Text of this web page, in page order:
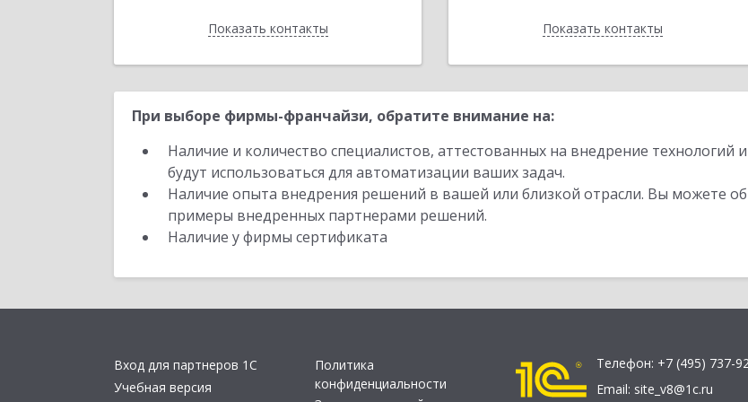
Показать контакты
Назад Показать контакты
Назад
При выборе фирмы-франчайзи, обратите внимание на:
Наличие и количество специалистов, аттестованных на внедрение
будут использоваться для автоматизации ваших задач.
Наличие опыта внедрения решений в вашей или близкой отрасли. Вы можете
примеры внедренных партнерами решений.
Наличие у фирмы сертификата
Вход для партнеров 1С
Учебная версия
Политика
конфиденциальности
Телефон: +7 (495) 737-
Email: site_v8@1c.ru